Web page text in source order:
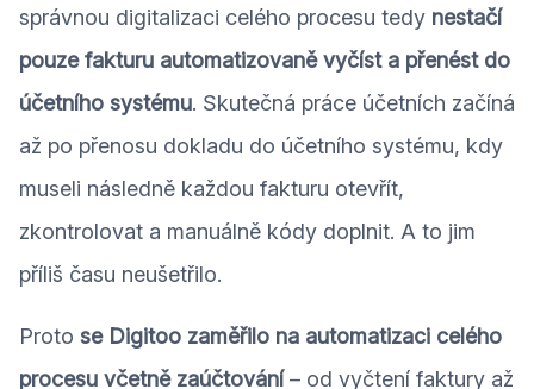
správnou digitalizaci celého procesu tedy nestačí
pouze fakturu automatizovaně vyčíst a přenést do
účetního systému. Skutečná práce účetních začíná
až po přenosu dokladu do účetního systému, kdy
museli následně každou fakturu otevřít,
zkontrolovat a manuálně kódy doplnit. A to jim
příliš času neušetřilo.
Proto se Digitoo zaměřilo na automatizaci celého
procesu včetně zaúčtování– od vyčtení faktury až